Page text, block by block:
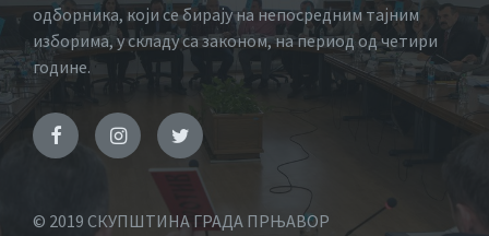
одборника, који се бирају на непосредним тајним
изборима, у складу са законом, на период од четири
године.
© 2019 СКУПШТИНА ГРАДА ПРЊАВОР